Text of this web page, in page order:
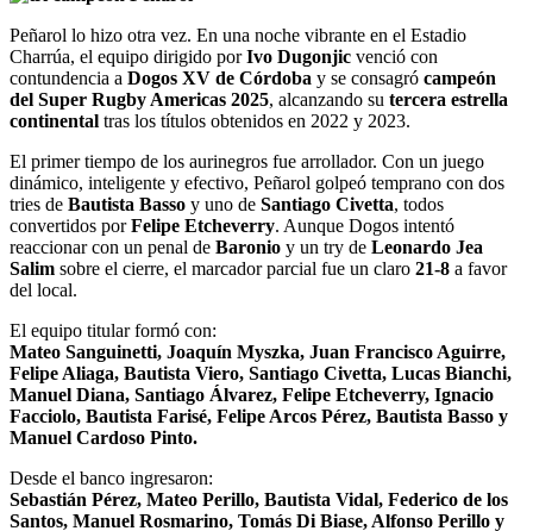
Peñarol lo hizo otra vez. En una noche vibrante en el Estadio
Charrúa, el equipo dirigido porIvo Dugonjic venció con
contundencia a Dogos XV de Córdoba y se consagró campeón
del Super Rugby Americas 2025, alcanzando su tercera estrella
continental tras los títulos obtenidos en 2022 y 2023.
El primer tiempo de los aurinegros fue arrollador. Con un juego
dinámico, inteligente y efectivo, Peñarol golpeó temprano con dos
tries de Bautista Basso y uno de Santiago Civetta, todos
convertidos porFelipe Etcheverry. Aunque Dogos intentó
reaccionar con un penal de Baronio y un try de Leonardo Jea
Salim sobre el cierre, el marcador parcial fue un claro 21-8 a favor
del local.
El equipo titular formó con:
Mateo Sanguinetti, Joaquín Myszka, Juan Francisco Aguirre,
Felipe Aliaga, Bautista Viero, Santiago Civetta, Lucas Bianchi,
Manuel Diana, Santiago Álvarez, Felipe Etcheverry, Ignacio
Facciolo, Bautista Farisé, Felipe Arcos Pérez, Bautista Basso y
Manuel Cardoso Pinto.
Desde el banco ingresaron:
Sebastián Pérez, Mateo Perillo, Bautista Vidal, Federico de los
Santos, Manuel Rosmarino, Tomás Di Biase, Alfonso Perillo y